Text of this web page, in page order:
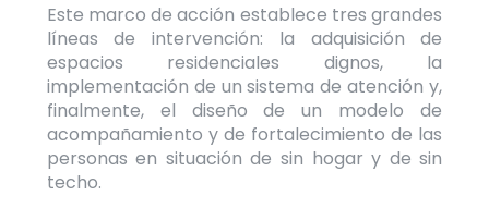
Este marco de acción establece tres grandes
líneas de intervención: la adquisición de
espacios residenciales dignos, la
implementación de un sistema de atención y,
finalmente, el diseño de un modelo de
acompañamiento y de fortalecimiento de las
personas en situación de sin hogar y de sin
techo.